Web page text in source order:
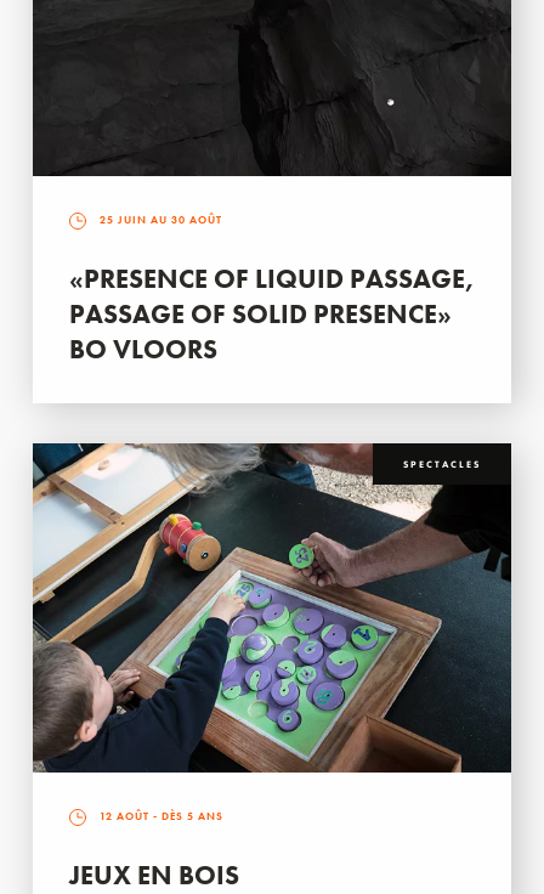
25 JUIN AU 30 AOÛT
«PRESENCE OF LIQUID PASSAGE,
PASSAGE OF SOLID PRESENCE»
BO VLOORS
SPECTACLES
12 AOÛT - DÈS 5 ANS
JEUX EN BOIS